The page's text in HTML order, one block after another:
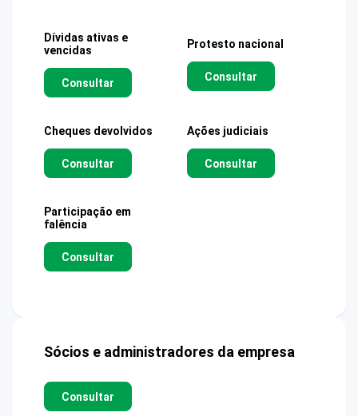
Dívidas ativas e
vencidas
Consultar
Protesto nacional
Consultar
Cheques devolvidos
Consultar
Ações judiciais
Consultar
Participação em
falência
Consultar
Sócios e administradores da empresa
Consultar